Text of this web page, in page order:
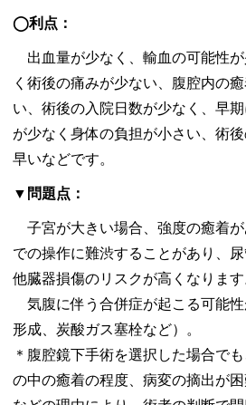
◯利点：
出血量が少なく、輸血の可能性が
く術後の痛みが少ない、腹腔内の
い、術後の入院日数が少なく、早
が少なく身体の負担が小さい、術
早いなどです。
▼問題点：
子宮が大きい場合、強度の癒着
での操作に難渋することがあり、
他臓器損傷のリスクが高くなります
気腹に伴う合併症が起こる可能
形成、炭酸ガス塞栓など）。
＊腹腔鏡下手術を選択した場合で
の中の癒着の程度、病変の摘出が